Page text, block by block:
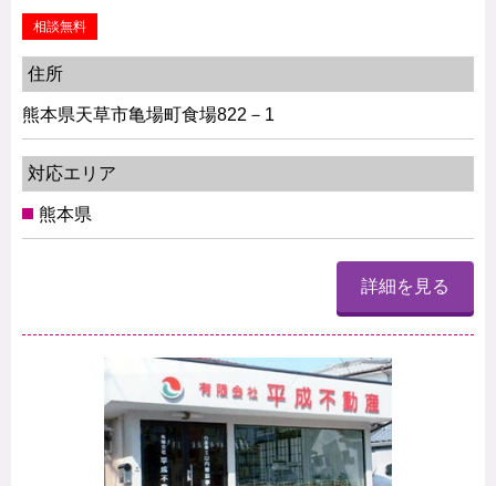
相談無料
住所
熊本県天草市亀場町食場822－1
対応エリア
熊本県
詳細を見る